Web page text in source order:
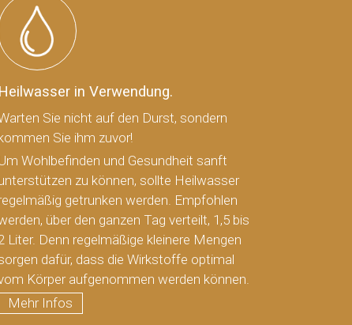
Heilwasser in Verwendung.
Sie nicht auf den Durst, sondern
Sie ihm zuvor!
Wohlbefinden und Gesundheit sanft
zu können, sollte Heilwasser
getrunken werden. Empfohlen
über den ganzen Tag verteilt, 1,5 bis
Liter. Denn regelmäßige kleinere Mengen
dafür, dass die Wirkstoffe optimal
Körper aufgenommen werden können.
Mehr Infos